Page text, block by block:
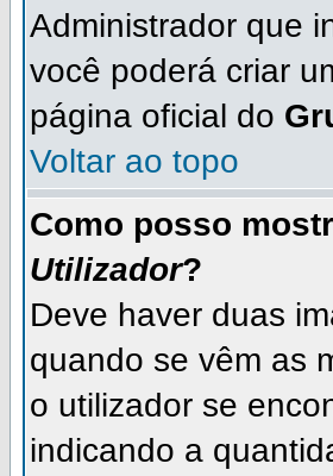
Administrador que
você poderá criar
página oficial do
Voltar ao topo
Como posso
Utilizador?
Deve haver duas
quando se vêm as
o utilizador se
indicando a